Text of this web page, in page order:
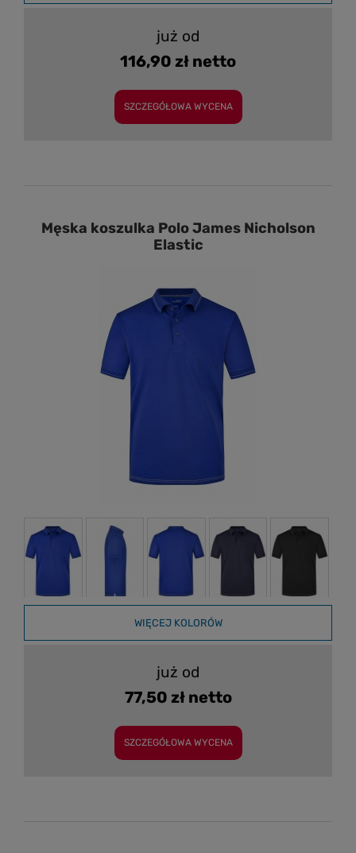
już od
116,90 zł netto
SZCZEGÓŁOWA WYCENA
Męska koszulka Polo James Nicholson
Elastic
WIĘCEJ KOLORÓW
już od
77,50 zł netto
SZCZEGÓŁOWA WYCENA